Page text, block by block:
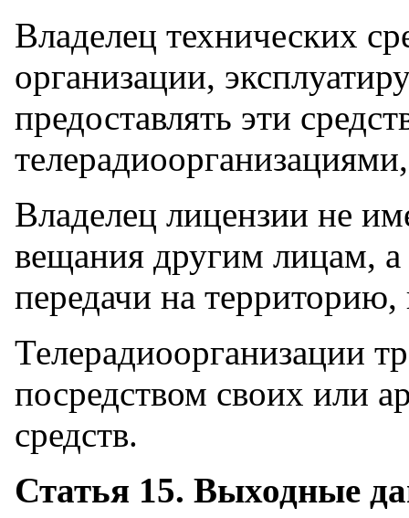
Владелец технических
организации,
предоставлять эти
Владелец лицензии не
вещания другим лицам, а
передачи на
Телерадиоорганизации
посредством своих или
средств.
Статья 15. Выходные